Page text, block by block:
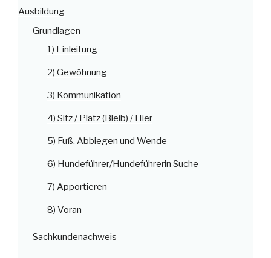
Ausbildung
Grundlagen
1) Einleitung
2) Gewöhnung
3) Kommunikation
4) Sitz / Platz (Bleib) / Hier
5) Fuß, Abbiegen und Wende
6) Hundeführer/Hundeführerin Suche
7) Apportieren
8) Voran
Sachkundenachweis